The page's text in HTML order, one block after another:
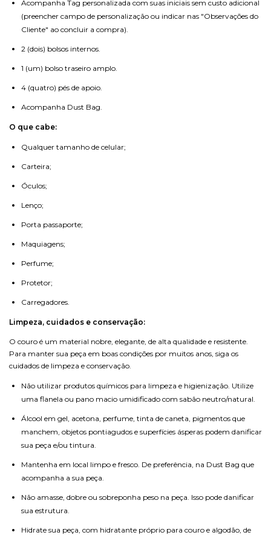
Acompanha Tag personalizada com suas iniciais sem custo adicional
(preencher campo de personalização ou indicar nas "Observações do
Cliente" ao concluir a compra).
2 (dois) bolsos internos.
1 (um) bolso traseiro amplo.
4 (quatro) pés de apoio.
Acompanha Dust Bag.
O que cabe:
Qualquer tamanho de celular;
Carteira;
Óculos;
Lenço;
Porta passaporte;
Maquiagens;
Perfume;
Protetor;
Carregadores.
Limpeza, cuidados e conservação:
O couro é um material nobre, elegante, de alta qualidade e resistente.
Para manter sua peça em boas condições por muitos anos, siga os
cuidados de limpeza e conservação.
Não utilizar produtos químicos para limpeza e higienização. Utilize
uma flanela ou pano macio umidificado com sabão neutro/natural.
Álcool em gel, acetona, perfume, tinta de caneta, pigmentos que
manchem, objetos pontiagudos e superfícies ásperas podem danificar
sua peça e/ou tintura.
Mantenha em local limpo e fresco. De preferência, na Dust Bag que
acompanha a sua peça.
Não amasse, dobre ou sobreponha peso na peça. Isso pode danificar
sua estrutura.
Hidrate sua peça, com hidratante próprio para couro e algodão, de